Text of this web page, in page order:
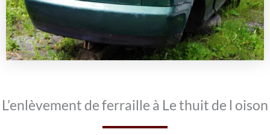
L’enlèvement de ferraille à Le thuit de l oison